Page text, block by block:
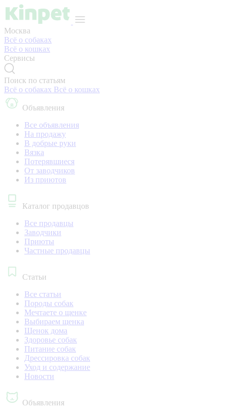
Москва
Всё о собаках
Всё о кошках
Сервисы
Поиск по статьям
Всё о собаках Всё о кошках
Объявления
Все объявления
На продажу
В добрые руки
Вязка
Потерявшиеся
От заводчиков
Из приютов
Каталог продавцов
Все продавцы
Заводчики
Приюты
Частные продавцы
Статьи
Все статьи
Породы собак
Мечтаете о щенке
Выбираем щенка
Щенок дома
Здоровье собак
Питание собак
Дрессировка собак
Уход и содержание
Новости
Объявления